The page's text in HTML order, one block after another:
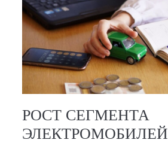
РОСТ СЕГМЕНТА
ЭЛЕКТРОМОБИЛЕЙ